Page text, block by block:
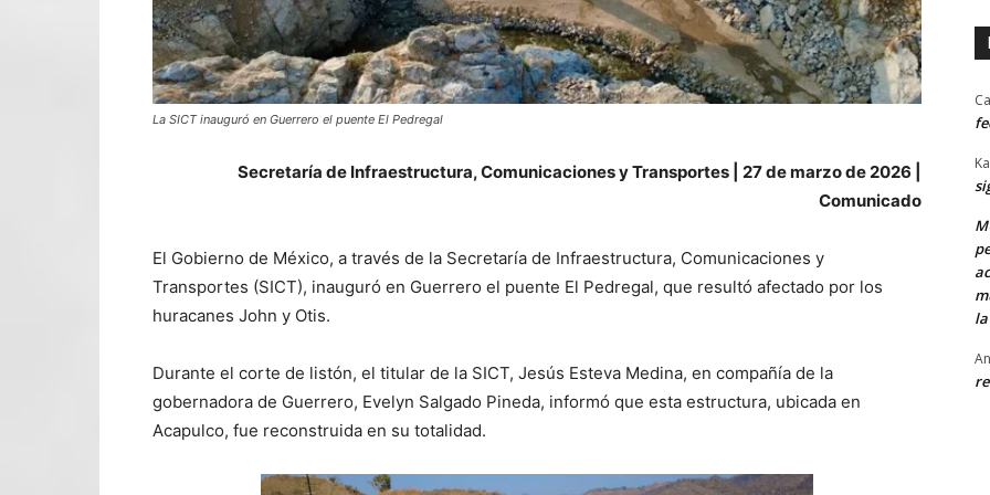
La SICT inauguró en Guerrero el puente El Pedregal
Secretaría de Infraestructura, Comunicaciones y Transportes | 27 de marzo de 2026 |
Comunicado
El Gobierno de México, a través de la Secretaría de Infraestructura, Comunicaciones y
Transportes (SICT), inauguró en Guerrero el puente El Pedregal, que resultó afectado por los
huracanes John y Otis.
Durante el corte de listón, el titular de la SICT, Jesús Esteva Medina, en compañía de la
gobernadora de Guerrero, Evelyn Salgado Pineda, informó que esta estructura, ubicada en
Acapulco, fue reconstruida en su totalidad.